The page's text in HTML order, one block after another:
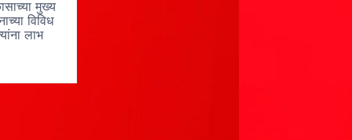
मुख्य
विविध
लाभ